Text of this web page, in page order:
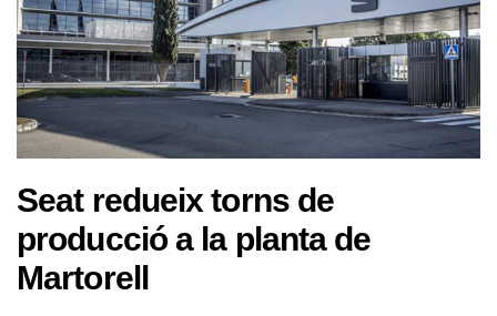
Seat redueix torns de
producció a la planta de
Martorell